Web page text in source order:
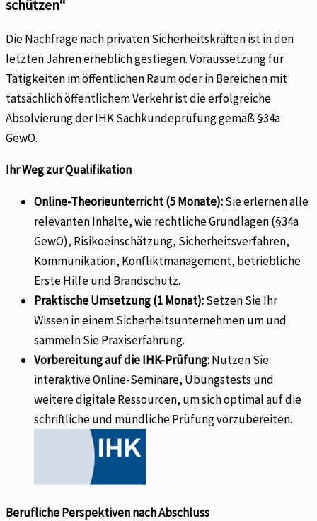
schützen“
Die Nachfrage nach privaten Sicherheitskräften ist in den
letzten Jahren erheblich gestiegen. Voraussetzung für
Tätigkeiten im öffentlichen Raum oder in Bereichen mit
tatsächlich öffentlichem Verkehr ist die erfolgreiche
Absolvierung der IHK Sachkundeprüfung gemäß §34a
GewO.
Ihr Weg zur Qualifikation
Online-Theorieunterricht (5 Monate):Sie erlernen alle
relevanten Inhalte, wie rechtliche Grundlagen (§34a
GewO), Risikoeinschätzung, Sicherheitsverfahren,
Kommunikation, Konfliktmanagement, betriebliche
Erste Hilfe und Brandschutz.
Praktische Umsetzung (1 Monat):Setzen Sie Ihr
Wissen in einem Sicherheitsunternehmen um und
sammeln Sie Praxiserfahrung.
Vorbereitung auf die IHK-Prüfung:Nutzen Sie
interaktive Online-Seminare, Übungstests und
weitere digitale Ressourcen, um sich optimal auf die
schriftliche und mündliche Prüfung vorzubereiten.
Berufliche Perspektiven nach Abschluss